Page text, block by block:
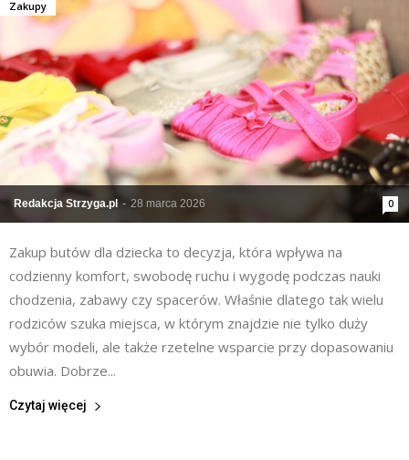
Redakcja Strzyga.pl - 28 marca 2026 0
Zakupy
Zakup butów dla dziecka to decyzja, która wpływa na
codzienny komfort, swobodę ruchu i wygodę podczas nauki
chodzenia, zabawy czy spacerów. Właśnie dlatego tak wielu
rodziców szuka miejsca, w którym znajdzie nie tylko duży
wybór modeli, ale także rzetelne wsparcie przy dopasowaniu
obuwia. Dobrze...
Czytaj więcej